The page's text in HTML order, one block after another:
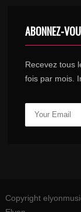
ABONNEZ-
Recevez tous
fois par mois.
Copyright